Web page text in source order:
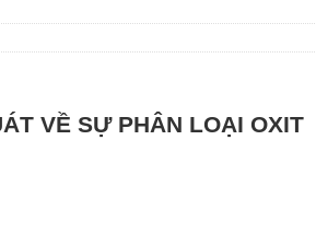
VỀ SỰ PHÂN LOẠI OXIT